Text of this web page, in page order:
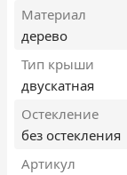
Материал
дерево
Тип крыши
двускатная
Остекление
без остекления
Артикул